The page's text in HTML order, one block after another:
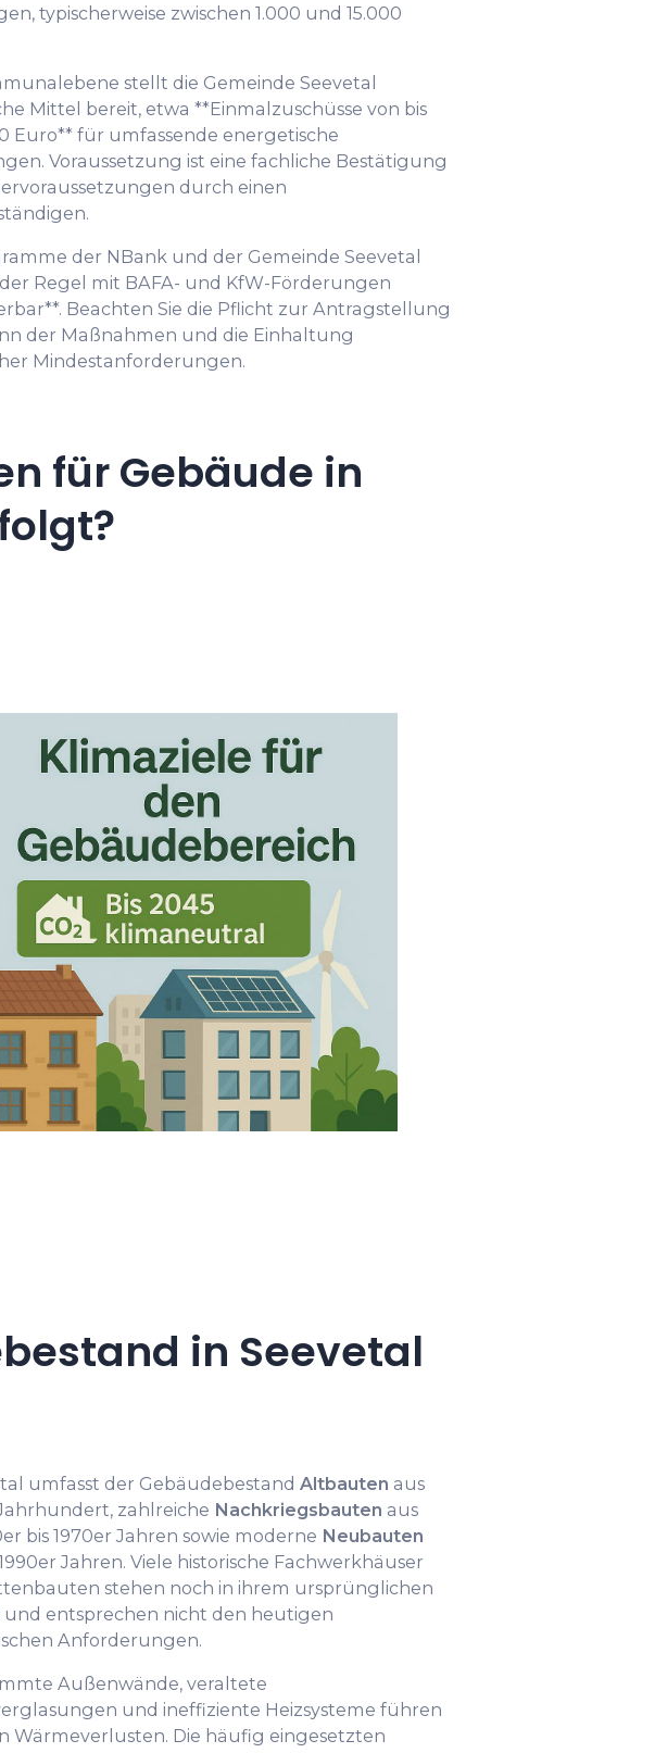
typischerweise zwischen 1.000 und 15.000
stellt die Gemeinde Seevetal
Mittel bereit, etwa **Einmalzuschüsse von bis
Euro** für umfassende energetische
Voraussetzung ist eine fachliche Bestätigung
durch einen
der NBank und der Gemeinde Seevetal
Regel mit BAFA- und KfW-Förderungen
Beachten Sie die Pflicht zur Antragstellung
der Maßnahmen und die Einhaltung
Mindestanforderungen.
für Gebäude in
in Seevetal
umfasst der Gebäudebestand Altbauten aus
zahlreiche Nachkriegsbauten aus
bis 1970er Jahren sowie moderne Neubauten
Jahren. Viele historische Fachwerkhäuser
stehen noch in ihrem ursprünglichen
und entsprechen nicht den heutigen
Anforderungen.
Außenwände, veraltete
und ineffiziente Heizsysteme führen
Wärmeverlusten. Die häufig eingesetzten